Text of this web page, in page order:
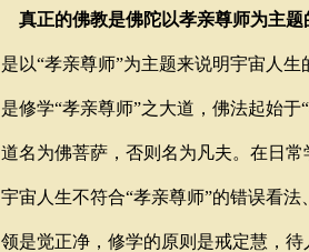
真正的佛教是佛陀以孝亲尊师为主题
是以“孝亲尊师”为主题来说明宇宙人
是修学“孝亲尊师”之大道，佛法起始
道名为佛菩萨，否则名为凡夫。在日
宇宙人生不符合“孝亲尊师”的错误看
领是觉正净，修学的原则是戒定慧，